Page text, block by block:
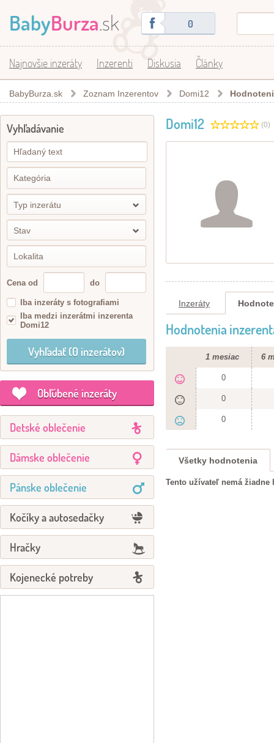
BabyBurza.sk 0
Najnovšie inzeráty Inzerenti Diskusia Články
BabyBurza.sk Zoznam Inzerentov Domi12
Vyhľadávanie
Typ inzerátu
Stav
Cena od do
Iba inzeráty s fotografiami
Iba medzi inzerátmi inzerenta
Domi12
Obľúbené inzeráty
Detské oblečenie
Dámske oblečenie
Pánske oblečenie
Kočíky a autosedačky
Hračky
Kojenecké potreby
Domi12 (0)
Inzeráty
Hodnotenia
1 mesiac 6
0
0
0
Všetky hodnotenia
Tento užívateľ nemá